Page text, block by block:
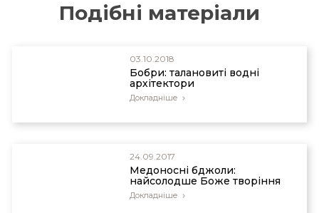
Подібні матеріали
03.10.2018
Бобри: талановиті водні
архітектори
Докладніше
24.09.2017
Медоносні бджоли:
найсолодше Боже творіння
Докладніше